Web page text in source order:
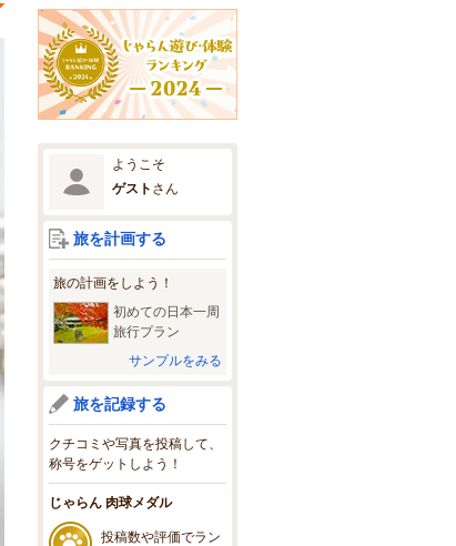
ようこそ
ゲスト さん
旅を計画する
旅の計画をしよう！
初めての日本一周
旅行プラン
サンプルをみる
旅を記録する
クチコミや写真を投稿して、
称号をゲットしよう！
じゃらん 肉球メダル
投稿数や評価でラン